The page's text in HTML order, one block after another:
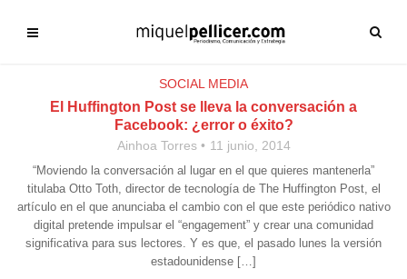
SOCIAL MEDIA
El Huffington Post se lleva la conversación a
Facebook: ¿error o éxito?
Ainhoa Torres 11 junio, 2014
“Moviendo la conversación al lugar en el que quieres mantenerla”
titulaba Otto Toth, director de tecnología de The Huffington Post, el
artículo en el que anunciaba el cambio con el que este periódico nativo
digital pretende impulsar el “engagement” y crear una comunidad
significativa para sus lectores. Y es que, el pasado lunes la versión
estadounidense […]